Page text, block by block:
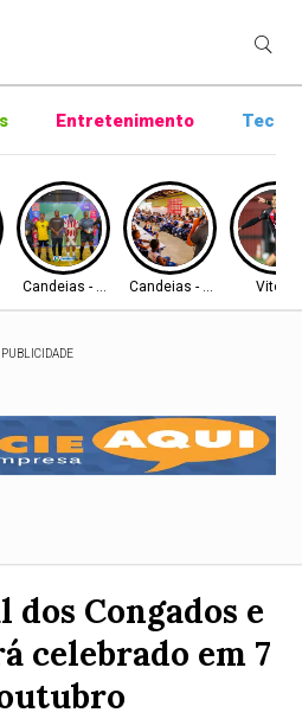
Entretenimento
Candeias - BA Candeias - BA Vitória
PUBLICIDADE
dos Congados e
celebrado em 7